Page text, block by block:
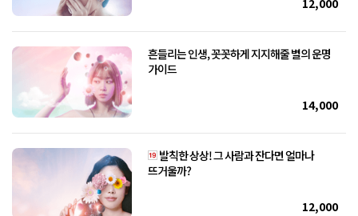
12,000
흔들리는 인생, 꼿꼿하게 지지해줄 별의 운명
가이드
14,000
발칙한 상상! 그 사람과 잔다면 얼마나
뜨거울까?
12,000